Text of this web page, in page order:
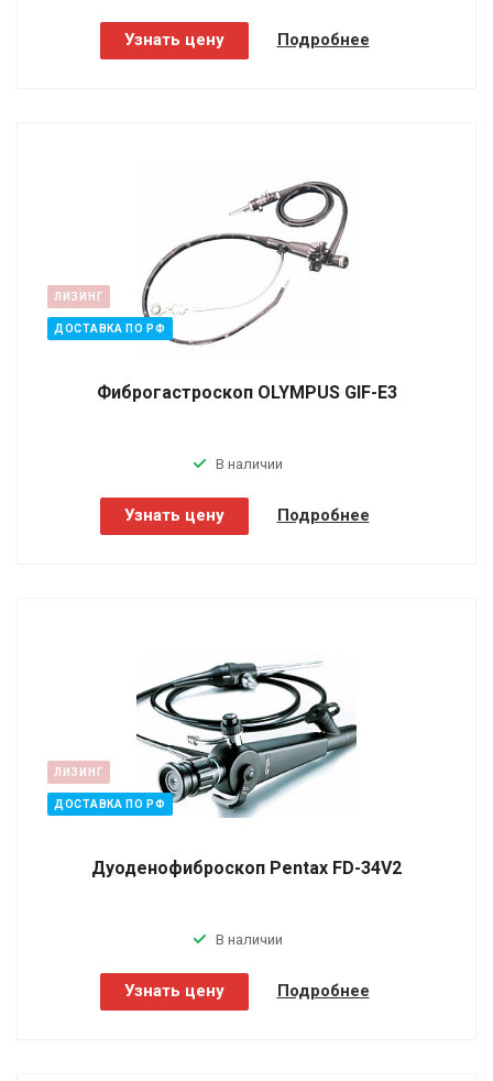
Узнать цену Подробнее
ЛИЗИНГ
ДОСТАВКА ПО РФ
Фиброгастроскоп OLYMPUS GIF-E3
В наличии
Узнать цену Подробнее
ЛИЗИНГ
ДОСТАВКА ПО РФ
Дуоденофиброскоп Pentax FD-34V2
В наличии
Узнать цену Подробнее